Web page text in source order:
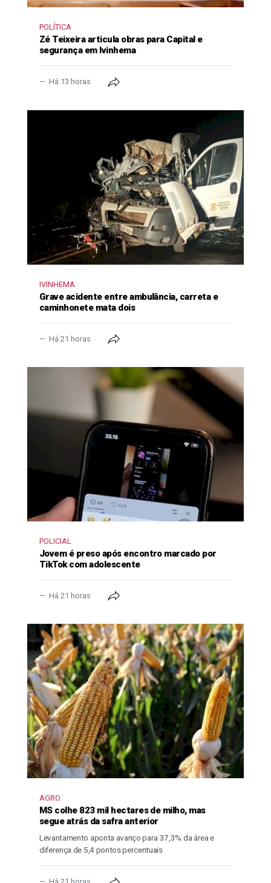
POLÍTICA
Zé Teixeira articula obras para Capital e
segurança em Ivinhema
Há 13 horas
IVINHEMA
Grave acidente entre ambulância, carreta e
caminhonete mata dois
Há 21 horas
POLICIAL
Jovem é preso após encontro marcado por
TikTok com adolescente
Há 21 horas
AGRO
MS colhe 823 mil hectares de milho, mas
segue atrás da safra anterior
Levantamento aponta avanço para 37,3% da área e
diferença de 5,4 pontos percentuais